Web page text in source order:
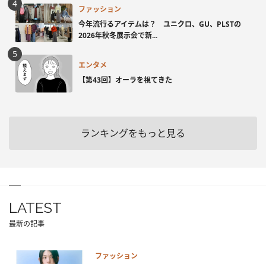
ファッション
今年流行るアイテムは？ ユニクロ、GU、PLSTの
2026年秋冬展示会で新...
エンタメ
【第43回】オーラを視てきた
ランキングをもっと見る
LATEST
最新の記事
ファッション